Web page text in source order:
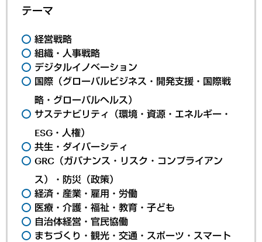
テーマ
経営戦略
組織・人事戦略
デジタルイノベーション
国際（グローバルビジネス・開発支援・国際戦
略・グローバルヘルス）
サステナビリティ（環境・資源・エネルギー・
ESG・人権）
共生・ダイバーシティ
GRC（ガバナンス・リスク・コンプライアン
ス）・防災（政策）
経済・産業・雇用・労働
医療・介護・福祉・教育・子ども
自治体経営・官民協働
まちづくり・観光・交通・スポーツ・スマート